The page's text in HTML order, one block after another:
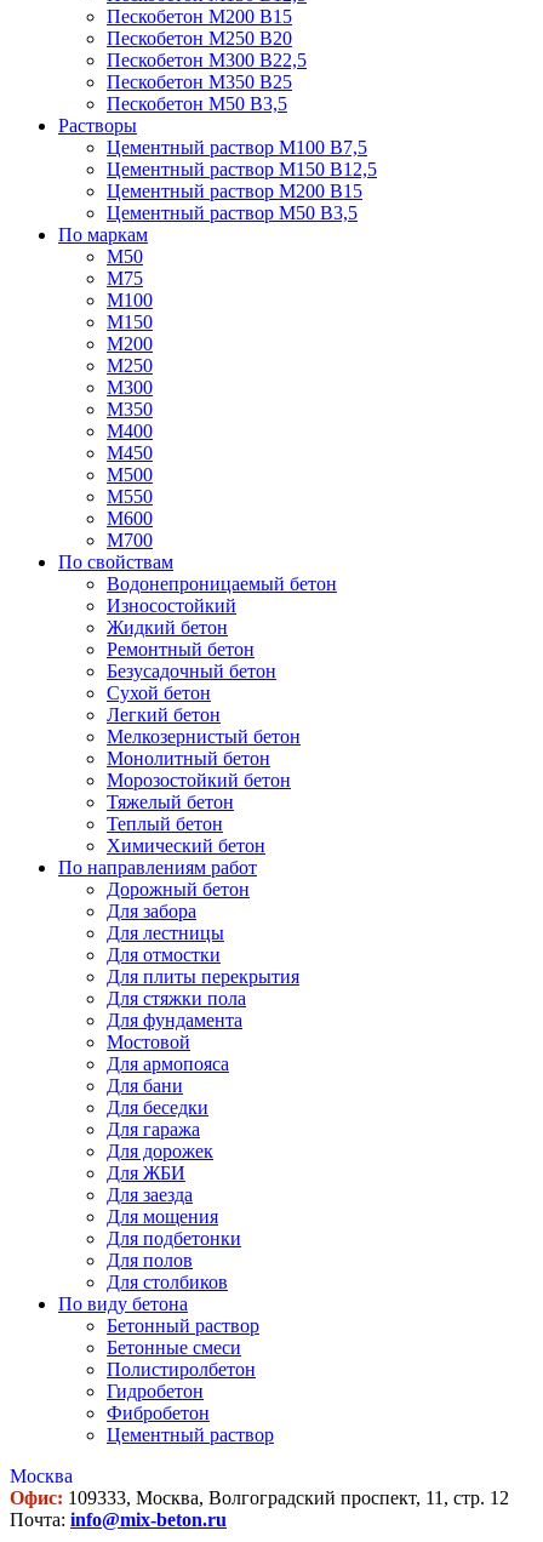
Пескобетон М200 В15
Пескобетон М250 В20
Пескобетон М300 В22,5
Пескобетон М350 В25
Пескобетон М50 В3,5
Растворы
Цементный раствор М100 В7,5
Цементный раствор М150 В12,5
Цементный раствор М200 В15
Цементный раствор М50 В3,5
По маркам
М50
М75
М100
М150
М200
М250
М300
М350
М400
М450
М500
М550
М600
М700
По свойствам
Водонепроницаемый бетон
Износостойкий
Жидкий бетон
Ремонтный бетон
Безусадочный бетон
Сухой бетон
Легкий бетон
Мелкозернистый бетон
Монолитный бетон
Морозостойкий бетон
Тяжелый бетон
Теплый бетон
Химический бетон
По направлениям работ
Дорожный бетон
Для забора
Для лестницы
Для отмостки
Для плиты перекрытия
Для стяжки пола
Для фундамента
Мостовой
Для армопояса
Для бани
Для беседки
Для гаража
Для дорожек
Для ЖБИ
Для заезда
Для мощения
Для подбетонки
Для полов
Для столбиков
По виду бетона
Бетонный раствор
Бетонные смеси
Полистиролбетон
Гидробетон
Фибробетон
Цементный раствор
Москва
Офис: 109333, Москва, Волгоградский проспект, 11, стр. 12
Почта: info@mix-beton.ru